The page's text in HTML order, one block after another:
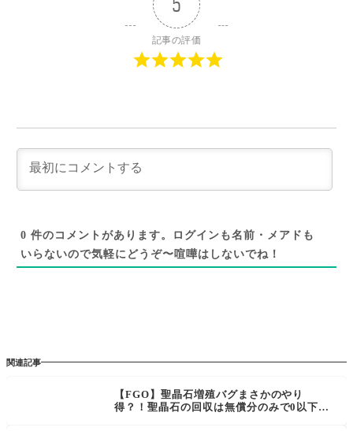
5
記事の評価
0 件のコメントがあります。ログインも名前・メアドも
いらないので気軽にどうぞ〜喧嘩はしないでね！
関連記事
【FGO】聖晶石増殖バグまさかのやり
得？！聖晶石の回収は無償分のみで0以下に